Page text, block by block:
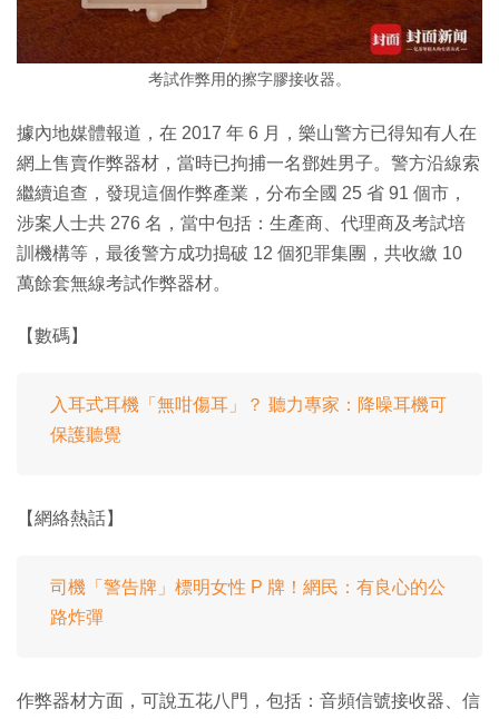
考試作弊用的擦字膠接收器。
據內地媒體報道，在 2017 年 6 月，樂山警方已得知有人在
網上售賣作弊器材，當時已拘捕一名鄧姓男子。警方沿線索
繼續追查，發現這個作弊產業，分布全國 25 省 91 個市，
涉案人士共 276 名，當中包括：生產商、代理商及考試培
訓機構等，最後警方成功搗破 12 個犯罪集團，共收繳 10
萬餘套無線考試作弊器材。
【數碼】
入耳式耳機「無咁傷耳」？ 聽力專家：降噪耳機可
保護聽覺
【網絡熱話】
司機「警告牌」標明女性 P 牌！網民：有良心的公
路炸彈
作弊器材方面，可說五花八門，包括：音頻信號接收器、信